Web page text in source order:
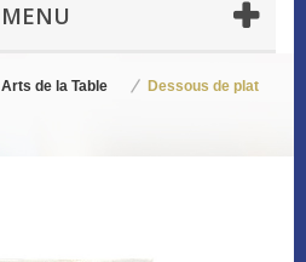
MENU
Arts de la Table
Dessous de plat